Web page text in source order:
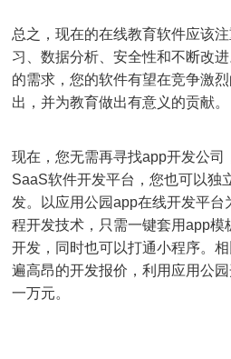
总之，现在的在线教育软件应该
习、数据分析、安全性和不断改
的需求，您的软件有望在竞争激
出，并为教育做出有意义的贡献。
现在，您无需再寻找app开发公司
SaaS软件开发平台，您也可以独
发。以应用公园app在线开发平台
程开发技术，只需一键套用app模
开发，同时也可以打通小程序。
遍高昂的开发报价，利用应用公
一万元。